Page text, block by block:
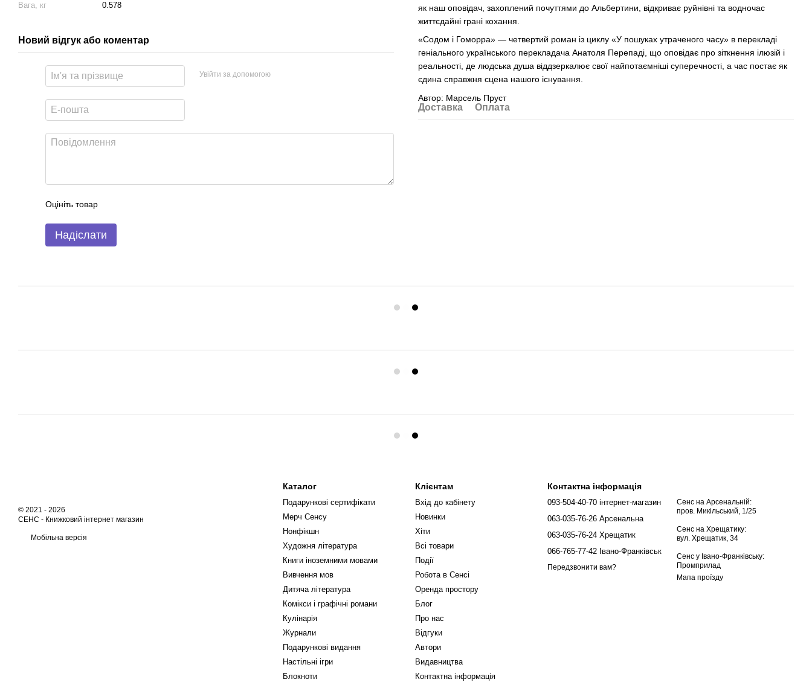
Вага, кг
0.578
Новий відгук або коментар
Увійти за допомогою
Оцініть товар
Надіслати
як наш оповідач, захоплений почуттями до Альбертини, відкриває руйнівні та водночас
життєдайні грані кохання.
«Содом і Гоморра» — четвертий роман із циклу «У пошуках утраченого часу» в перекладі
геніального українського перекладача Анатоля Перепаді, що оповідає про зіткнення ілюзій і
реальності, де людська душа віддзеркалює свої найпотаємніші суперечності, а час постає як
єдина справжня сцена нашого існування.
Автор: Марсель Пруст
Доставка Оплата
© 2021 - 2026
СЕНС - Книжковий інтернет магазин
Мобільна версія
Каталог
Подарункові сертифікати
Мерч Сенсу
Нонфікшн
Художня література
Книги іноземними мовами
Вивчення мов
Дитяча література
Комікси і графічні романи
Кулінарія
Журнали
Подарункові видання
Настільні ігри
Блокноти
Клієнтам
Вхід до кабінету
Новинки
Хіти
Всі товари
Події
Робота в Сенсі
Оренда простору
Блог
Про нас
Відгуки
Автори
Видавництва
Контактна інформація
Контактна інформація
093-504-40-70 інтернет-магазин
063-035-76-26 Арсенальна
063-035-76-24 Хрещатик
066-765-77-42 Івано-Франківськ
Передзвонити вам?
Сенс на Арсенальній:
пров. Микільський, 1/25
Сенс на Хрещатику:
вул. Хрещатик, 34
Сенс у Івано-Франківську:
Промприлад
Мапа проїзду